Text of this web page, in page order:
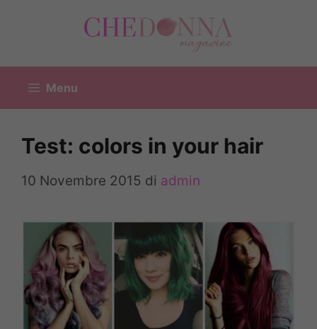
Menu
Test: colors in your hair
10 Novembre 2015 di admin